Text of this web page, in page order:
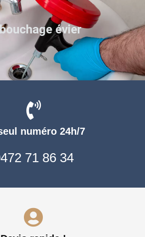
numéro 24h/7
71 86 34
évier